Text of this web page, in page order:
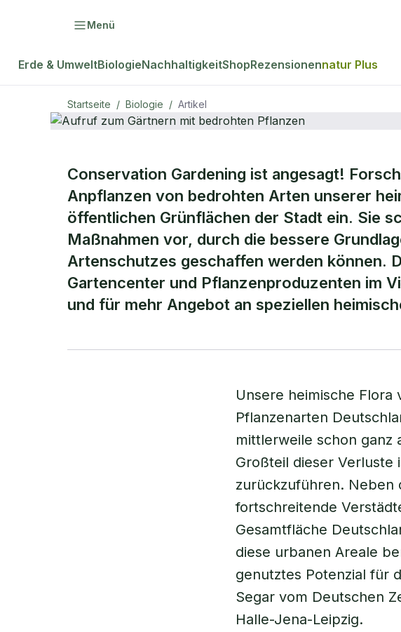
Menü
Erde & UmweltBiologieNachhaltigkeitShopRezensionennatur Plus
Startseite / Biologie / Artikel
BIOLOGIE
Aufruf zum
bedrohten
Conservation Gardening ist angesagt!
Anpflanzen von bedrohten Arten unserer
öffentlichen Grünflächen der Stadt ein. Sie
Maßnahmen vor, durch die bessere
Artenschutzes geschaffen werden können.
Gartencenter und Pflanzenproduzenten im
und für mehr Angebot an speziellen
Unsere heimische
Pflanzenarten
mittlerweile schon ganz
Großteil dieser Verluste
zurückzuführen. Neben
fortschreitende
Gesamtfläche
diese urbanen Areale
genutztes Potenzial für
Segar vom Deutschen
Halle-Jena-Leipzig.